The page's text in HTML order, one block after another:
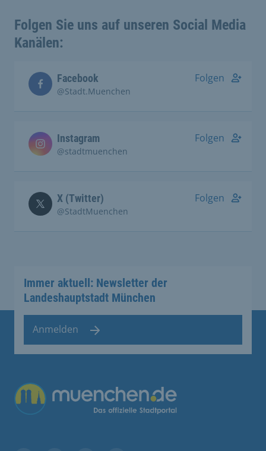
Folgen Sie uns auf unseren Social Media
Kanälen:
Facebook
@Stadt.Muenchen
Folgen
Instagram
@stadtmuenchen
Folgen
X (Twitter)
@StadtMuenchen
Folgen
Immer aktuell: Newsletter der
Landeshauptstadt München
Anmelden